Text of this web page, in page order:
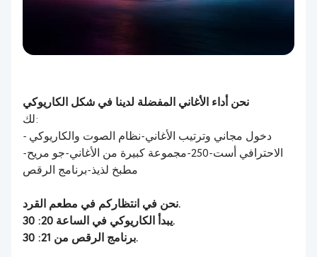
نحن أداء الأغاني المفضلة لدينا في شكل الكاريوكي
لك:
- دخول مجاني وترتيب الأغاني-نظام الصوت والكاريوكي
الاحترافي أست-250-مجموعة كبيرة من الأغاني-جو مريح-
مطبخ لذيذ-برنامج الرقص
نحن في انتظاركم في مطعم القرد.
يبدأ الكاريوكي في الساعة 20: 30.
برنامج الرقص من 21: 30.